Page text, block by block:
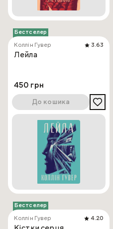
Бестселер
Коллін Гувер
3.63
Лейла
450 грн
До кошика
Бестселер
Коллін Гувер
4.20